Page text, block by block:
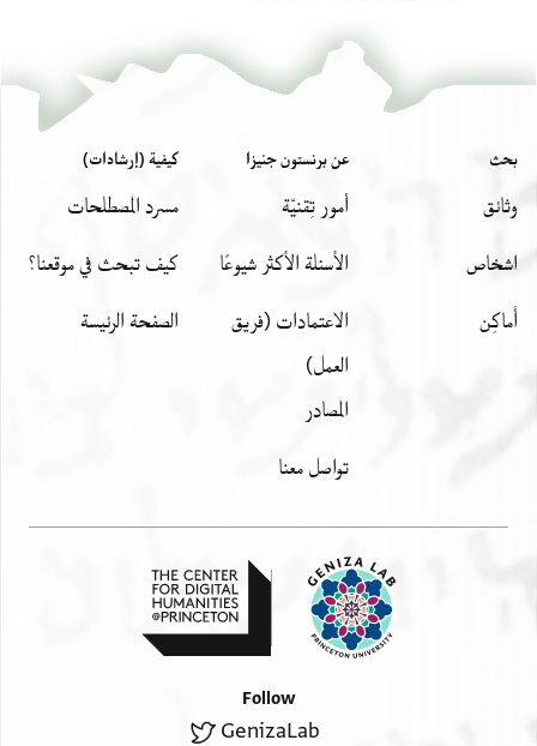
بحث
وثائق
اشخاص
أَماكِن
عن برنستون جنيزا
أمور تِقنيّة
الأسئلة الأكثر شيوعًا
الاعتمادات (فريق
العمل)
المصادر
تواصل معنا
كيفية (إرشادات)
مسرد المصطلحات
كيف تبحث في موقعنا؟
الصفحة الرئيسة
Follow
GenizaLab